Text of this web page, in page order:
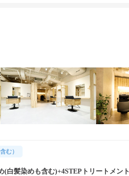
む）
(白髪染めも含む)+4STEPトリートメント